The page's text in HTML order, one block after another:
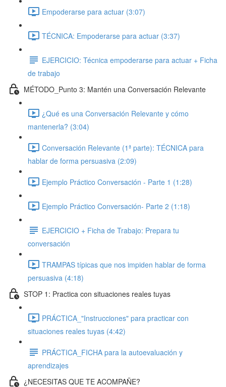
Empoderarse para actuar (3:07)
TÉCNICA: Empoderarse para actuar (3:37)
EJERCICIO: Técnica empoderarse para actuar + Ficha
de trabajo
MÉTODO_Punto 3: Mantén una Conversación Relevante
¿Qué es una Conversación Relevante y cómo
mantenerla? (3:04)
Conversación Relevante (1ª parte): TÉCNICA para
hablar de forma persuasiva (2:09)
Ejemplo Práctico Conversación - Parte 1 (1:28)
Ejemplo Práctico Conversación- Parte 2 (1:18)
EJERCICIO + Ficha de Trabajo: Prepara tu
conversación
TRAMPAS típicas que nos impiden hablar de forma
persuasiva (4:18)
STOP 1: Practica con situaciones reales tuyas
PRÁCTICA_"Instrucciones" para practicar con
situaciones reales tuyas (4:42)
PRÁCTICA_FICHA para la autoevaluación y
aprendizajes
¿NECESITAS QUE TE ACOMPAÑE?